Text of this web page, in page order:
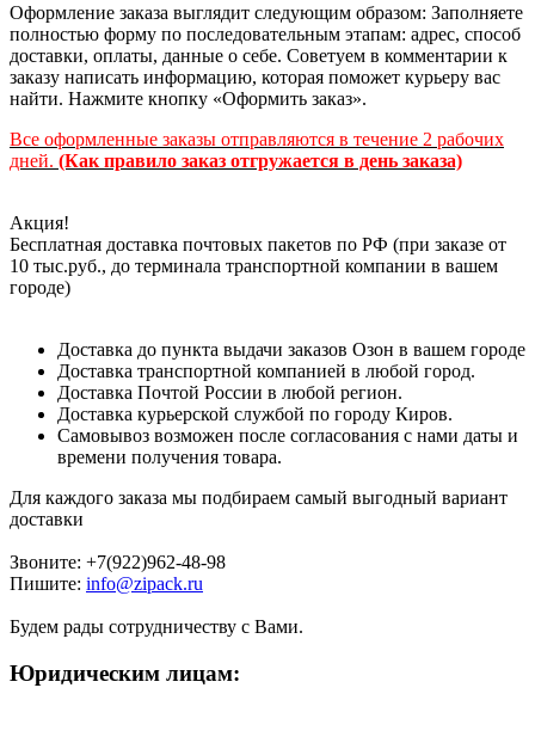
Оформление заказа выглядит следующим образом: Заполняете
полностью форму по последовательным этапам: адрес, способ
доставки, оплаты, данные о себе. Советуем в комментарии к
заказу написать информацию, которая поможет курьеру вас
найти. Нажмите кнопку «Оформить заказ».
Все оформленные заказы отправляются в течение 2 рабочих
дней. (Как правило заказ отгружается в день заказа)
Акция!
Бесплатная доставка почтовых пакетов по РФ (при заказе от
10 тыс.руб., до терминала транспортной компании в вашем
городе)
Доставка до пункта выдачи заказов Озон в вашем городе
Доставка транспортной компанией в любой город.
Доставка Почтой России в любой регион.
Доставка курьерской службой по городу Киров.
Самовывоз возможен после согласования с нами даты и
времени получения товара.
Для каждого заказа мы подбираем самый выгодный вариант
доставки
Звоните: +7(922)962-48-98
Пишите: info@zipack.ru
Будем рады сотрудничеству с Вами.
Юридическим лицам: